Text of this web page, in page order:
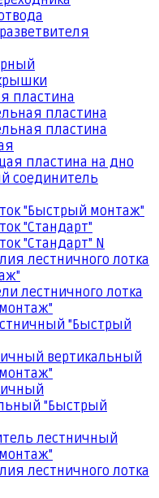
пластина
пластина
пластина
пластина на дно
соединитель
"Быстрый монтаж"
"Стандарт"
"Стандарт" N
лестничного лотка
лестничного лотка
"Быстрый
вертикальный
"Быстрый
лестничный
лестничного лотка